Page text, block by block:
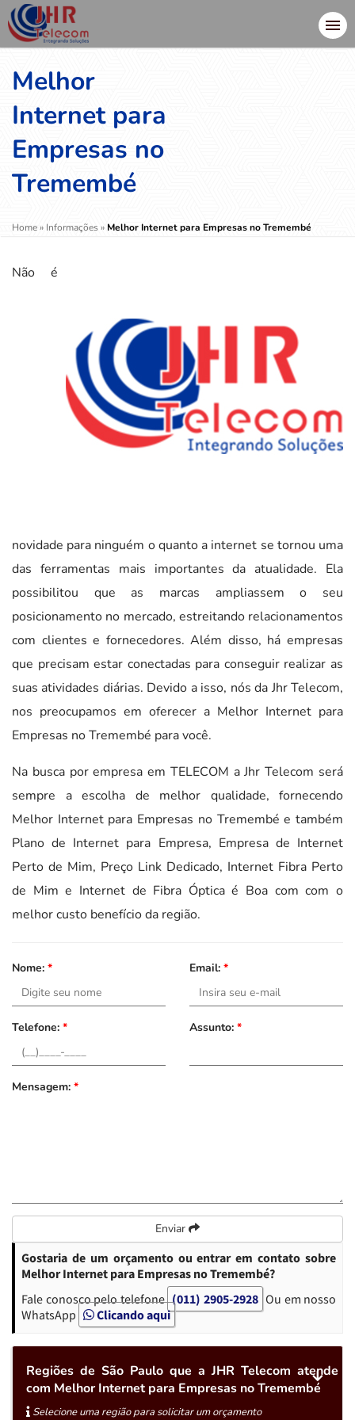
Melhor
Internet para
Empresas no
Tremembé
Home» Informações» Melhor Internet para Empresas no Tremembé
Não é
novidade para ninguém o quanto a internet se tornou uma
das ferramentas mais importantes da atualidade. Ela
possibilitou que as marcas ampliassem o seu
posicionamento no mercado, estreitando relacionamentos
com clientes e fornecedores. Além disso, há empresas
que precisam estar conectadas para conseguir realizar as
suas atividades diárias. Devido a isso, nós da Jhr Telecom,
nos preocupamos em oferecer a Melhor Internet para
Empresas no Tremembé para você.
Na busca por empresa em TELECOM a Jhr Telecom será
sempre a escolha de melhor qualidade, fornecendo
Melhor Internet para Empresas no Tremembé e também
Plano de Internet para Empresa, Empresa de Internet
Perto de Mim, Preço Link Dedicado, Internet Fibra Perto
de Mim e Internet de Fibra Óptica é Boa com com o
melhor custo benefício da região.
Nome: * Email: *
Telefone: * Assunto: *
Mensagem: *
Enviar
Gostaria de um orçamento ou entrar em contato sobre
Melhor Internet para Empresas no Tremembé?
Fale conosco pelo telefone (011) 2905-2928 Ou em nosso
WhatsApp
Clicando aqui
Regiões de São Paulo que a JHR Telecom atende
com Melhor Internet para Empresas no Tremembé
Selecione uma região para solicitar um orçamento